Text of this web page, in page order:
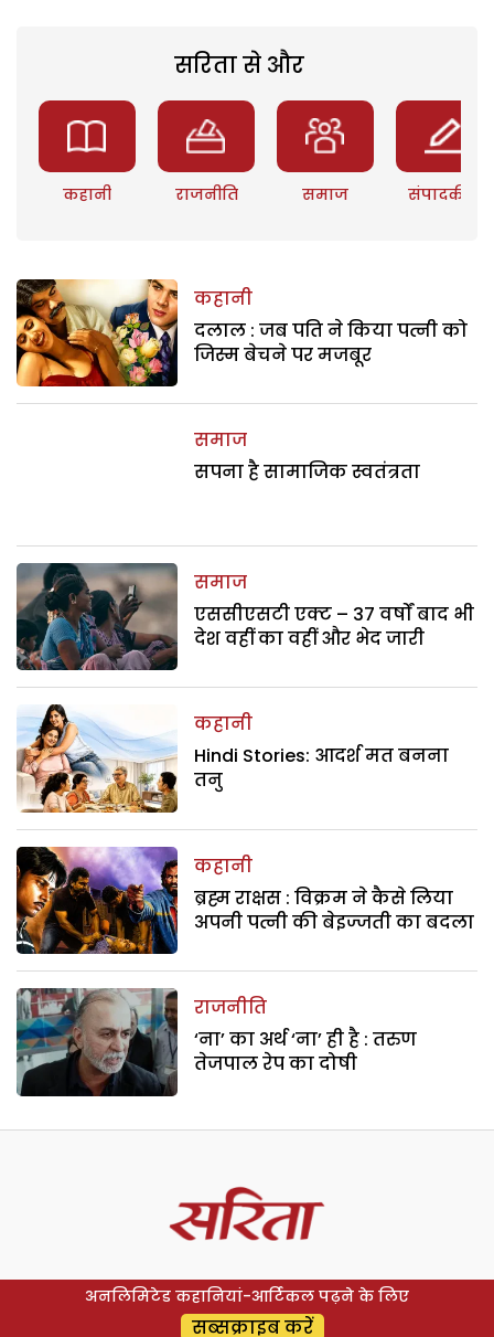
सरिता से और
कहानी राजनीति समाज संपादकीय
कहानी
दलाल : जब पति ने किया पत्नी को
जिस्म बेचने पर मजबूर
समाज
सपना है सामाजिक स्वतंत्रता
समाज
एससीएसटी एक्ट – 37 वर्षों बाद भी
देश वहीं का वहीं और भेद जारी
कहानी
Hindi Stories: आदर्श मत बनना
तनु
कहानी
ब्रह्म राक्षस : विक्रम ने कैसे लिया
अपनी पत्नी की बेइज्जती का बदला
राजनीति
‘ना’ का अर्थ ‘ना’ ही है : तरुण
तेजपाल रेप का दोषी
अनलिमिटेड कहानियां-आर्टिकल पढ़ने के लिए
सब्सक्राइब करें